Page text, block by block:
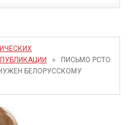
ПУБЛИКАЦИИ
» ПИСЬМО РСТО
БЕЛОРУССКОМУ